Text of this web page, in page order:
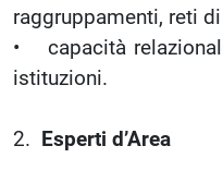
raggruppamenti, reti
• capacità
istituzioni.
2. Esperti d’Area